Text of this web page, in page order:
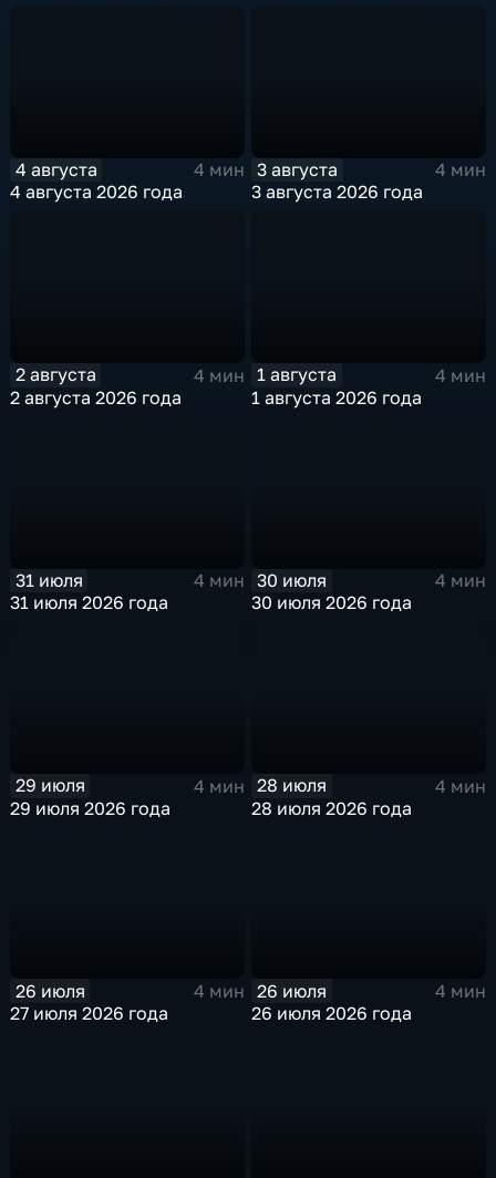
4 августа
4 мин
4 августа 2026 года
3 августа
4 мин
3 августа 2026 года
2 августа
4 мин
2 августа 2026 года
1 августа
4 мин
1 августа 2026 года
31 июля
4 мин
31 июля 2026 года
30 июля
4 мин
30 июля 2026 года
29 июля
4 мин
29 июля 2026 года
28 июля
4 мин
28 июля 2026 года
26 июля
4 мин
27 июля 2026 года
26 июля
4 мин
26 июля 2026 года